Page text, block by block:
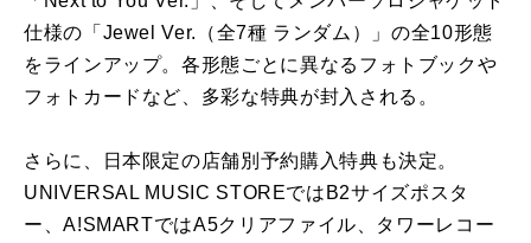
仕様の「Jewel Ver.（全7種 ランダム）」の全10形態
をラインアップ。各形態ごとに異なるフォトブックや
フォトカードなど、多彩な特典が封入される。
さらに、日本限定の店舗別予約購入特典も決定。
UNIVERSAL MUSIC STOREではB2サイズポスタ
ー、A!SMARTではA5クリアファイル、タワーレコー